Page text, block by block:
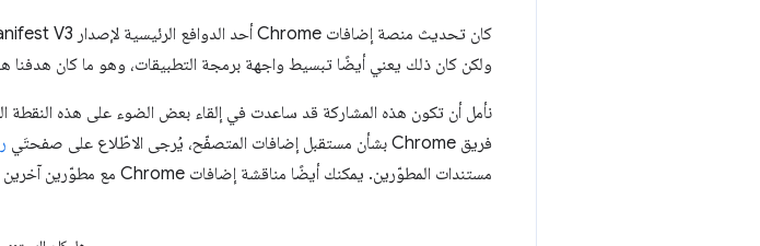
ولكن كان ذلك يعني أيضًا تبسيط واجهة برمجة التطبيقات، وهو ما كان هدفنا
فريق Chrome بشأن مستقبل إضافات المتصفّح، يُرجى الاطّلاع على صفحتَي
مستندات المطوّرين. يمكنك أيضًا مناقشة إضافات Chrome مع مطوّرين آخرين في مجموعة Google التي تحمل اسم